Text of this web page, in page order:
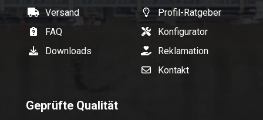
Versand
FAQ
Downloads
Profil-Ratgeber
Konfigurator
Reklamation
Kontakt
Geprüfte Qualität